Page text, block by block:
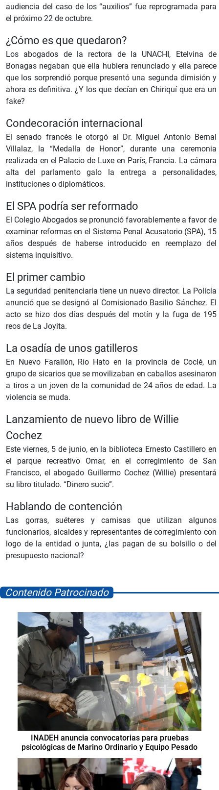
audiencia del caso de los “auxilios” fue reprogramada para
el próximo 22 de octubre.
¿Cómo es que quedaron?
Los abogados de la rectora de la UNACHI, Etelvina de
Bonagas negaban que ella hubiera renunciado y ella parece
que los sorprendió porque presentó una segunda dimisión y
ahora es definitiva. ¿Y los que decían en Chiriquí que era un
fake?
Condecoración internacional
El senado francés le otorgó al Dr. Miguel Antonio Bernal
Villalaz, la “Medalla de Honor”, durante una ceremonia
realizada en el Palacio de Luxe en París, Francia. La cámara
alta del parlamento galo la entrega a personalidades,
instituciones o diplomáticos.
El SPA podría ser reformado
El Colegio Abogados se pronunció favorablemente a favor de
examinar reformas en el Sistema Penal Acusatorio (SPA), 15
años después de haberse introducido en reemplazo del
sistema inquisitivo.
El primer cambio
La seguridad penitenciaria tiene un nuevo director. La Policía
anunció que se designó al Comisionado Basilio Sánchez. El
acto se hizo dos días después del motín y la fuga de 195
reos de La Joyita.
La osadía de unos gatilleros
En Nuevo Farallón, Río Hato en la provincia de Coclé, un
grupo de sicarios que se movilizaban en caballos asesinaron
a tiros a un joven de la comunidad de 24 años de edad. La
violencia se muda.
Lanzamiento de nuevo libro de Willie
Cochez
Este viernes, 5 de junio, en la biblioteca Ernesto Castillero en
el parque recreativo Omar, en el corregimiento de San
Francisco, el abogado Guillermo Cochez (Willie) presentará
su libro titulado. “Dinero sucio”.
Hablando de contención
Las gorras, suéteres y camisas que utilizan algunos
funcionarios, alcaldes y representantes de corregimiento con
logo de la entidad o junta, ¿las pagan de su bolsillo o del
presupuesto nacional?
Contenido Patrocinado
INADEH anuncia convocatorias para pruebas
psicológicas de Marino Ordinario y Equipo Pesado